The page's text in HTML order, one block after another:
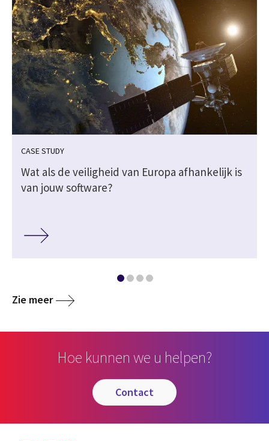
CASE STUDY
Wat als de veiligheid van Europa afhankelijk is
van jouw software?
Zie meer
Hoe kunnen we u helpen?
contact